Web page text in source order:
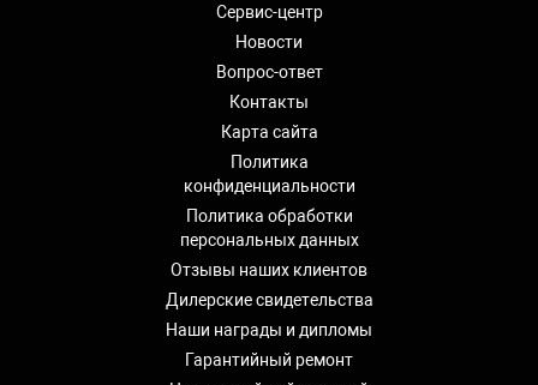
Сервис-центр
Новости
Вопрос-ответ
Контакты
Карта сайта
Политика
конфиденциальности
Политика обработки
персональных данных
Отзывы наших клиентов
Дилерские свидетельства
Наши награды и дипломы
Гарантийный ремонт